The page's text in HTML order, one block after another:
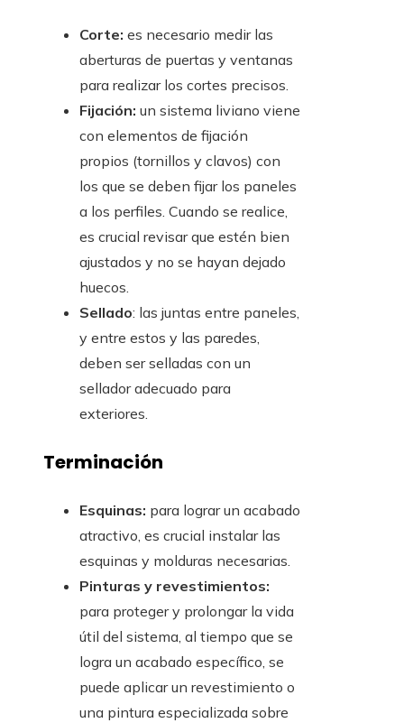
Corte: es necesario medir las
aberturas de puertas y ventanas
para realizar los cortes precisos.
Fijación: un sistema liviano viene
con elementos de fijación
propios (tornillos y clavos) con
los que se deben fijar los paneles
a los perfiles. Cuando se realice,
es crucial revisar que estén bien
ajustados y no se hayan dejado
huecos.
Sellado: las juntas entre paneles,
y entre estos y las paredes,
deben ser selladas con un
sellador adecuado para
exteriores.
Terminación
Esquinas: para lograr un acabado
atractivo, es crucial instalar las
esquinas y molduras necesarias.
Pinturas y revestimientos:
para proteger y prolongar la vida
útil del sistema, al tiempo que se
logra un acabado específico, se
puede aplicar un revestimiento o
una pintura especializada sobre